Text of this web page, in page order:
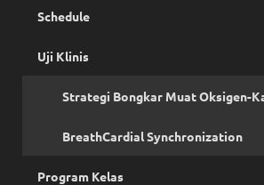
Schedule
Uji Klinis
Strategi Bongkar Muat Oksigen-
BreathCardial Synchronization
Program Kelas